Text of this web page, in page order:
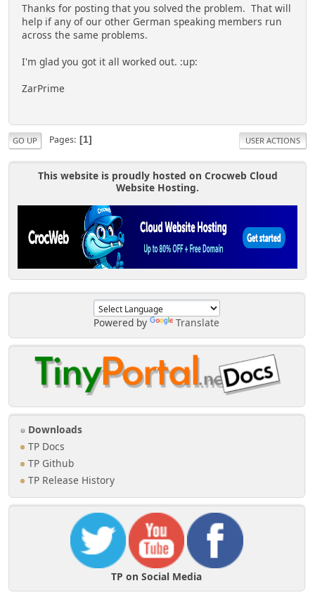
Powered by Translate
Downloads
TP Docs
TP Github
TP Release History
TP on Social Media
Thanks for posting that you solved the problem. That will
help if any of our other German speaking members run
across the same problems.
I'm glad you got it all worked out. :up:
ZarPrime
GO UP Pages 1 USER ACTIONS
This website is proudly hosted on Crocweb Cloud
Website Hosting.